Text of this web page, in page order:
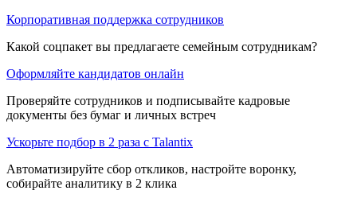
Корпоративная поддержка сотрудников
Какой соцпакет вы предлагаете семейным сотрудникам?
Оформляйте кандидатов онлайн
Проверяйте сотрудников и подписывайте кадровые
документы без бумаг и личных встреч
Ускорьте подбор в 2 раза с Talantix
Автоматизируйте сбор откликов, настройте воронку,
собирайте аналитику в 2 клика